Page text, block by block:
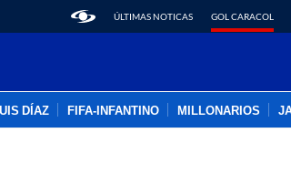
ÚLTIMAS NOTICAS GOL CARACOL
DÍAZ FIFA-INFANTINO MILLONARIOS